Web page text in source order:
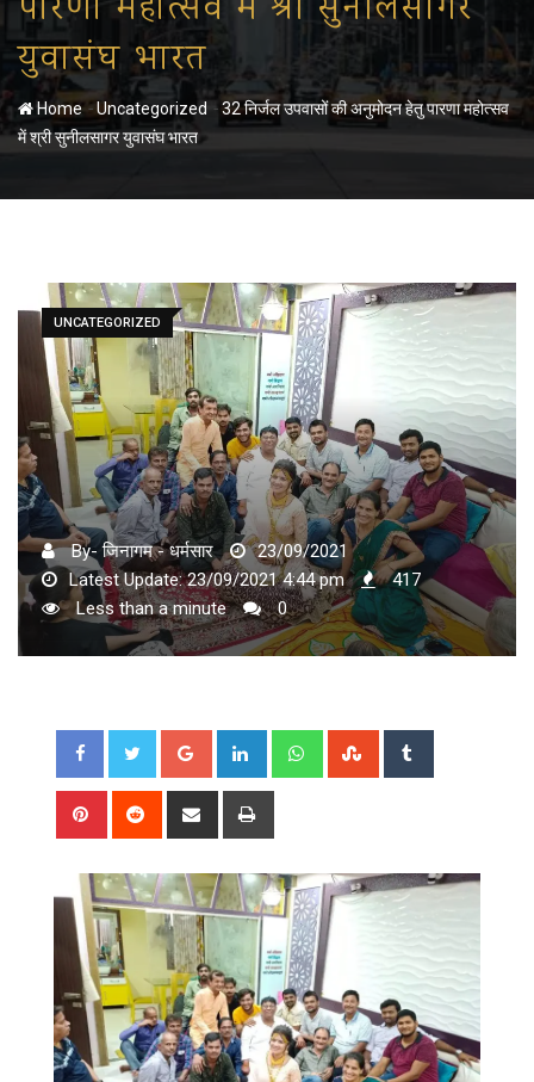
युवासंघ भारत
Home-Uncategorized -32 निर्जल उपवासों की अनुमोदन हेतु पारणा महोत्सव
में श्री सुनीलसागर युवासंघ भारत
UNCATEGORIZED
By- जिनागम - धर्मसार
23/09/2021
Latest Update: 23/09/2021 4:44 pm
417
Less than a minute
0
Google+ LinkedIn WhatsappStumbleUpon
Pinterest Reddit
Share